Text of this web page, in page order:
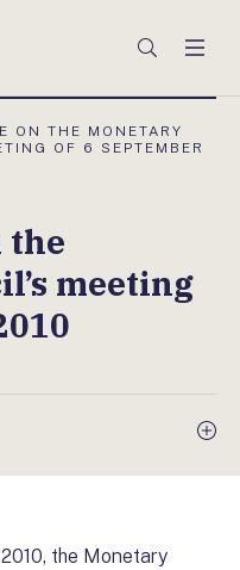
Keresés
ON THE MONETARY
OF 6 SEPTEMBER
the
meeting
the Monetary